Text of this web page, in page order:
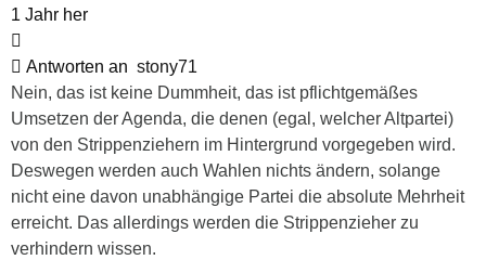
1 Jahr her
Antworten an stony71
Nein, das ist keine Dummheit, das ist pflichtgemäßes
Umsetzen der Agenda, die denen (egal, welcher Altpartei)
von den Strippenziehern im Hintergrund vorgegeben wird.
Deswegen werden auch Wahlen nichts ändern, solange
nicht eine davon unabhängige Partei die absolute Mehrheit
erreicht. Das allerdings werden die Strippenzieher zu
verhindern wissen.